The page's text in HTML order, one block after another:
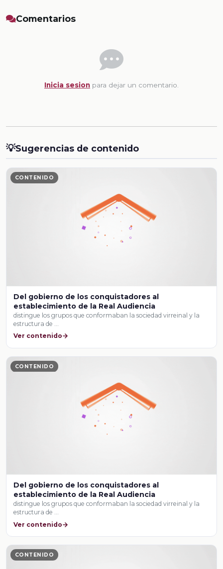
Comentarios
Inicia sesion para dejar un comentario.
💡Sugerencias de contenido
CONTENIDO
Del gobierno de los conquistadores al
establecimiento de la Real Audiencia
distingue los grupos que conformaban la sociedad virreinal y la
estructura de …
Ver contenido
CONTENIDO
Del gobierno de los conquistadores al
establecimiento de la Real Audiencia
distingue los grupos que conformaban la sociedad virreinal y la
estructura de …
Ver contenido
CONTENIDO